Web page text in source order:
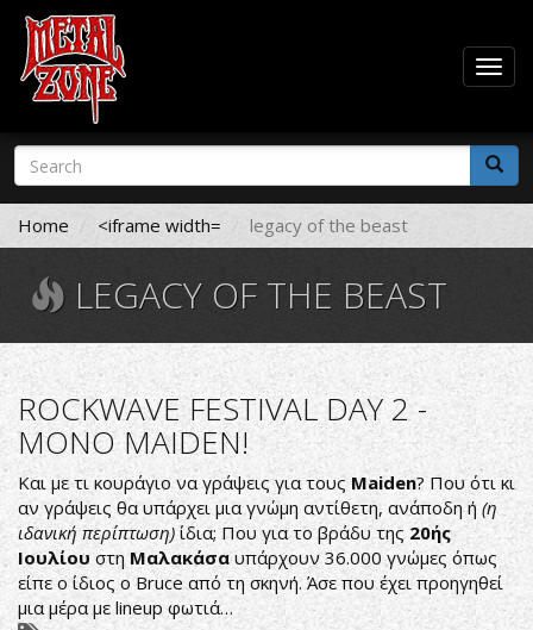
Skip
main
content
Search
form
Search
Home <iframe width= legacy of the beast
LEGACY OF THE BEAST
ROCKWAVE FESTIVAL DAY 2 -
ΜΟΝΟ MAIDEN!
Και με τι κουράγιο να γράψεις για τουςMaiden? Που ότι κι
αν γράψεις θα υπάρχει μια γνώμη αντίθετη, ανάποδη ή (η
ιδανική περίπτωση)ίδια; Που για το βράδυ της20ής
Ιουλίου στηΜαλακάσαυπάρχουν 36.000 γνώμες όπως
είπε ο ίδιος ο Bruce από τη σκηνή. Άσε που έχει προηγηθεί
μια μέρα με lineup φωτιά…